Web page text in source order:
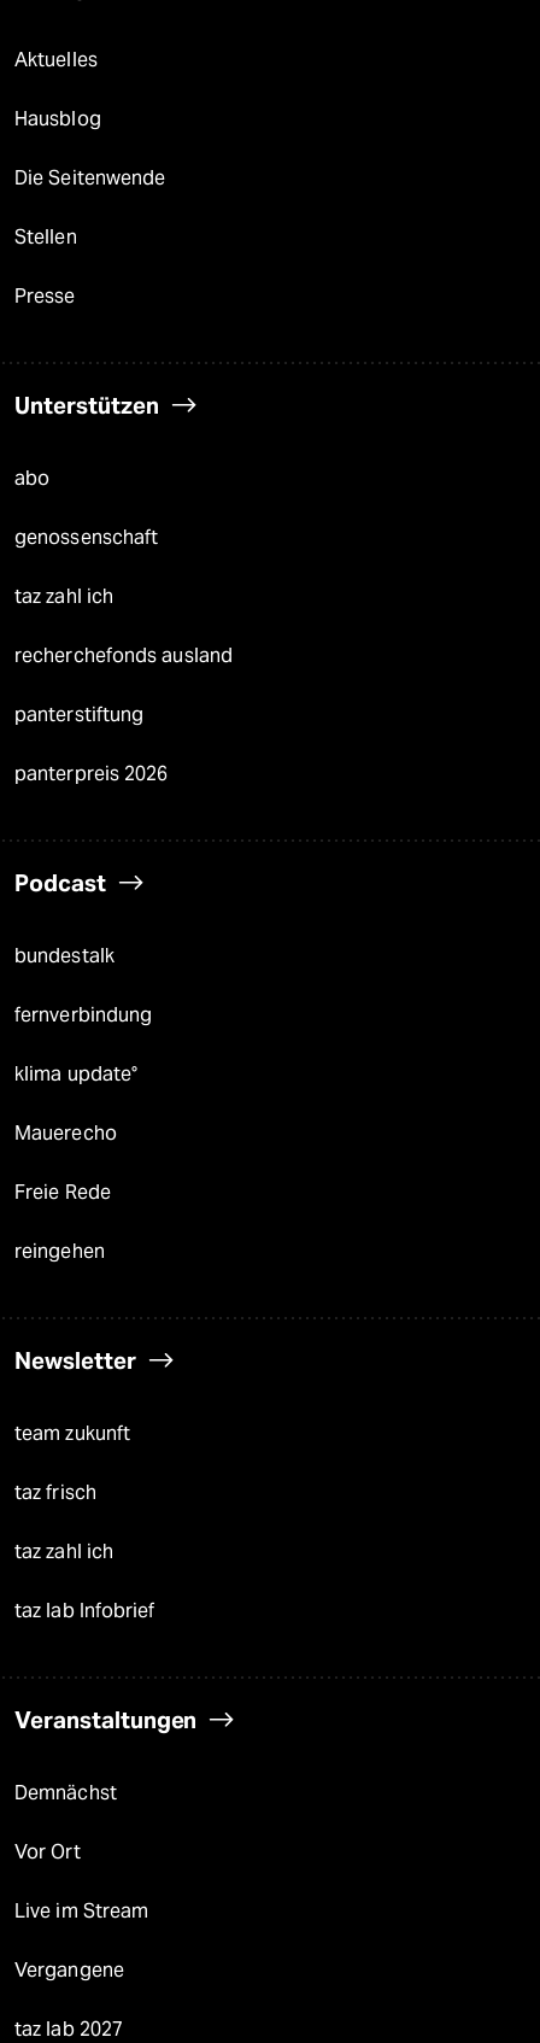
Aktuelles
Hausblog
Die Seitenwende
Stellen
Presse
Unterstützen
abo
genossenschaft
taz zahl ich
recherchefonds ausland
panterstiftung
panterpreis 2026
Podcast
bundestalk
fernverbindung
klima update°
Mauerecho
Freie Rede
reingehen
Newsletter
team zukunft
taz frisch
taz zahl ich
taz lab Infobrief
Veranstaltungen
Demnächst
Vor Ort
Live im Stream
Vergangene
taz lab 2027